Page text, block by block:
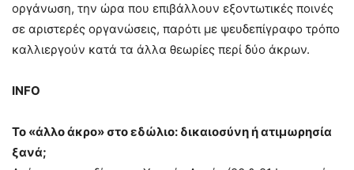
οργάνωση, την ώρα που επιβάλλουν εξοντωτικές ποινές
σε αριστερές οργανώσεις, παρότι με ψευδεπίγραφο τρόπο
καλλιεργούν κατά τα άλλα θεωρίες περί δύο άκρων.
INFO
Το «άλλο άκρο» στο εδώλιο: δικαιοσύνη ή ατιμωρησία
ξανά;